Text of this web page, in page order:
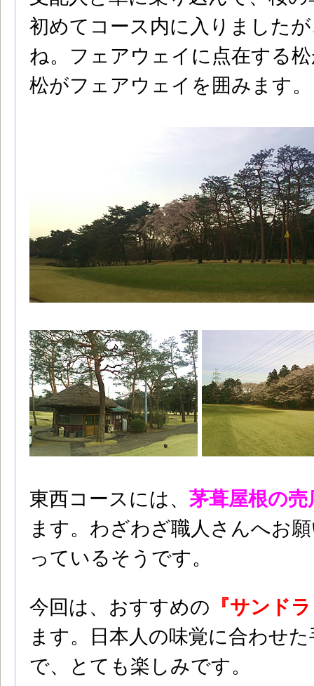
初めてコース内に入りました
ね。フェアウェイに点在する
松がフェアウェイを囲みます。
東西コースには、 茅葺屋根の売
ます。わざわざ職人さんへお
っているそうです。
今回は、おすすめの 『サンド
ます。日本人の味覚に合わせ
で、とても楽しみです。